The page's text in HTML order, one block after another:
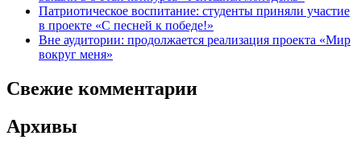
Патриотическое воспитание: студенты приняли участие
в проекте «С песней к победе!»
Вне аудитории: продолжается реализация проекта «Мир
вокруг меня»
Свежие комментарии
Архивы